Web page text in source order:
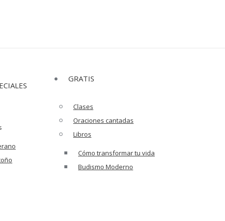
GRATIS
Clases
Oraciones cantadas
Libros
Cómo transformar tu vida
Budismo Moderno